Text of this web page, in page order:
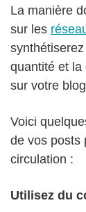
La manière
sur les
quantité et la
sur votre
Voici
de vos posts
circulation :
Utilisez du